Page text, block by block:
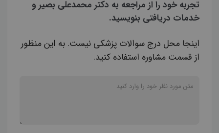
تجربه خود را از مراجعه به دکتر محمدعلی بصیر و
خدمات دریافتی بنویسید.
اینجا محل درج سوالات پزشکی نیست. به این منظور
از قسمت مشاوره استفاده کنید.